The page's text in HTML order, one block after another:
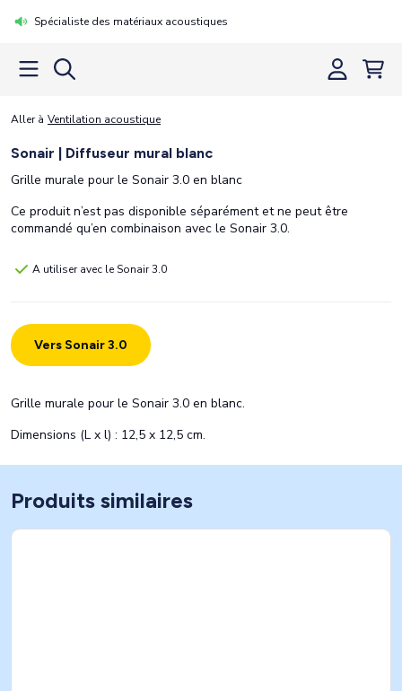
Spécialiste des matériaux acoustiques
Aller à Ventilation acoustique
Sonair | Diffuseur mural blanc
Grille murale pour le Sonair 3.0 en blanc
Ce produit n’est pas disponible séparément et ne peut être
commandé qu’en combinaison avec le Sonair 3.0.
A utiliser avec le Sonair 3.0
Vers Sonair 3.0
Grille murale pour le Sonair 3.0 en blanc.
Dimensions (L x l) : 12,5 x 12,5 cm.
Produits similaires